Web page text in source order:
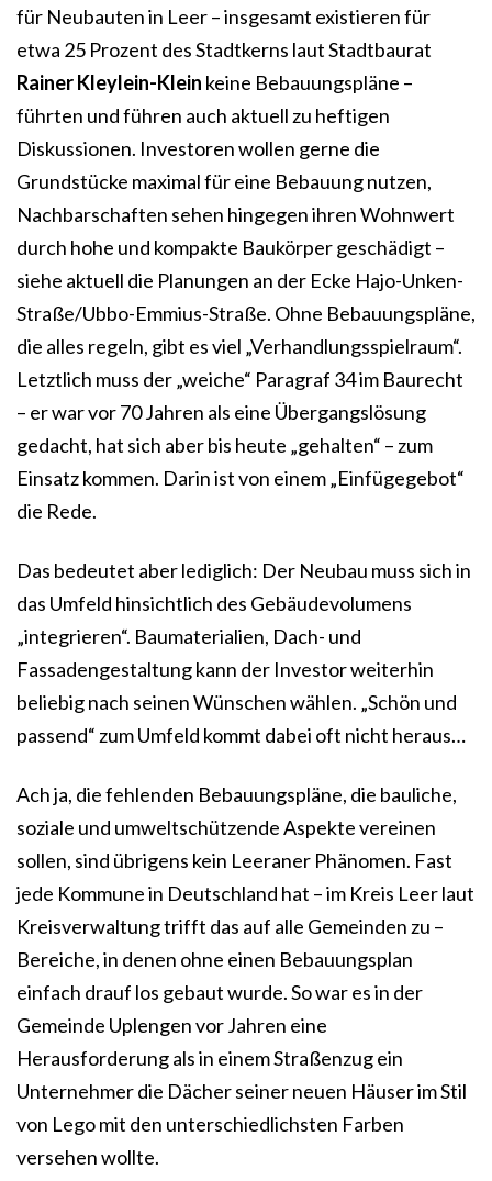
für Neubauten in Leer – insgesamt existieren für
etwa 25 Prozent des Stadtkerns laut Stadtbaurat
Rainer Kleylein-Klein keine Bebauungspläne –
führten und führen auch aktuell zu heftigen
Diskussionen. Investoren wollen gerne die
Grundstücke maximal für eine Bebauung nutzen,
Nachbarschaften sehen hingegen ihren Wohnwert
durch hohe und kompakte Baukörper geschädigt –
siehe aktuell die Planungen an der Ecke Hajo-Unken-
Straße/Ubbo-Emmius-Straße. Ohne Bebauungspläne,
die alles regeln, gibt es viel „Verhandlungsspielraum“.
Letztlich muss der „weiche“ Paragraf 34 im Baurecht
– er war vor 70 Jahren als eine Übergangslösung
gedacht, hat sich aber bis heute „gehalten“ – zum
Einsatz kommen. Darin ist von einem „Einfügegebot“
die Rede.
Das bedeutet aber lediglich: Der Neubau muss sich in
das Umfeld hinsichtlich des Gebäudevolumens
„integrieren“. Baumaterialien, Dach- und
Fassadengestaltung kann der Investor weiterhin
beliebig nach seinen Wünschen wählen. „Schön und
passend“ zum Umfeld kommt dabei oft nicht heraus…
Ach ja, die fehlenden Bebauungspläne, die bauliche,
soziale und umweltschützende Aspekte vereinen
sollen, sind übrigens kein Leeraner Phänomen. Fast
jede Kommune in Deutschland hat – im Kreis Leer laut
Kreisverwaltung trifft das auf alle Gemeinden zu –
Bereiche, in denen ohne einen Bebauungsplan
einfach drauf los gebaut wurde. So war es in der
Gemeinde Uplengen vor Jahren eine
Herausforderung als in einem Straßenzug ein
Unternehmer die Dächer seiner neuen Häuser im Stil
von Lego mit den unterschiedlichsten Farben
versehen wollte.